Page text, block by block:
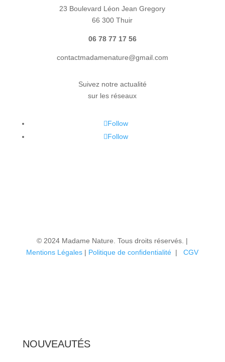
23 Boulevard Léon Jean Gregory
66 300 Thuir
06 78 77 17 56
contactmadamenature@gmail.com
Suivez notre actualité
sur les réseaux
Follow
Follow
© 2024 Madame Nature. Tous droits réservés. |
Mentions Légales | Politique de confidentialité |CGV
NOUVEAUTÉS